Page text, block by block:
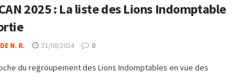
2025 : La liste des Lions Indomptable
N. R. 31/08/2024 0
du regroupement des Lions Indomptables en vue des